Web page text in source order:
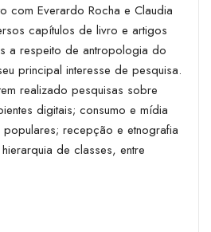
com Everardo Rocha e Claudia
capítulos de livro e artigos
a respeito de antropologia do
principal interesse de pesquisa.
realizado pesquisas sobre
digitais; consumo e mídia
recepção e etnografia
de classes, entre